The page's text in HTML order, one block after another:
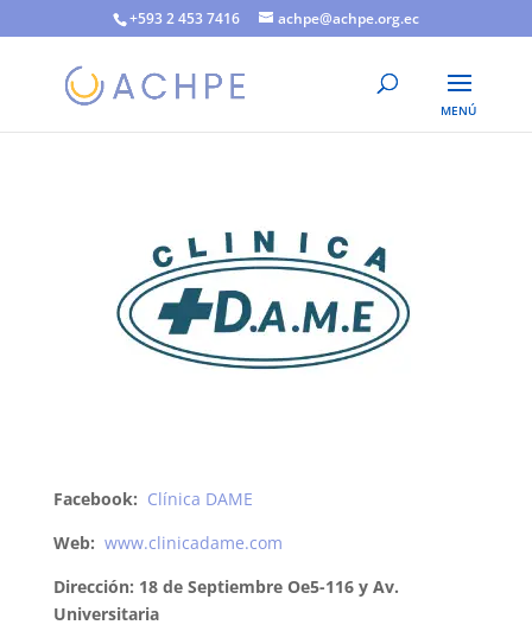
+593 2 453 7416 achpe@achpe.org.ec
Facebook: Clínica DAME
Web: www.clinicadame.com
Dirección: 18 de Septiembre Oe5-116 y Av.
Universitaria